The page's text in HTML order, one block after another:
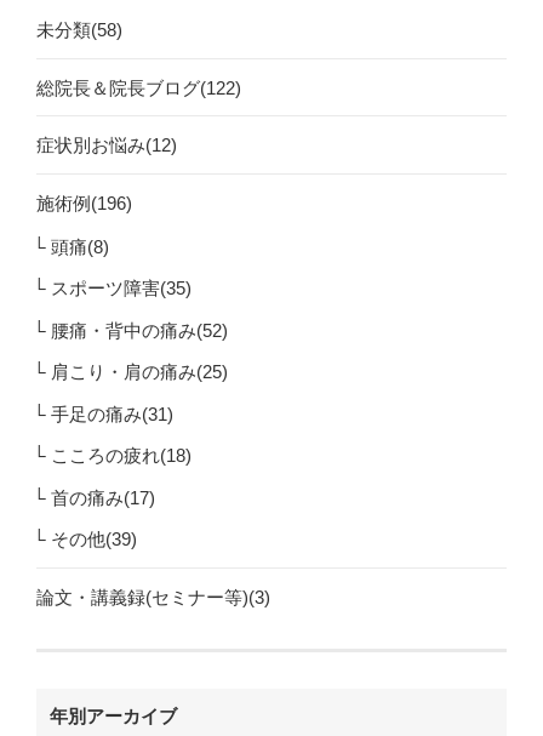
未分類(58)
総院長＆院長ブログ(122)
症状別お悩み(12)
施術例(196)
頭痛(8)
スポーツ障害(35)
腰痛・背中の痛み(52)
肩こり・肩の痛み(25)
手足の痛み(31)
こころの疲れ(18)
首の痛み(17)
その他(39)
論文・講義録(セミナー等)(3)
年別アーカイブ